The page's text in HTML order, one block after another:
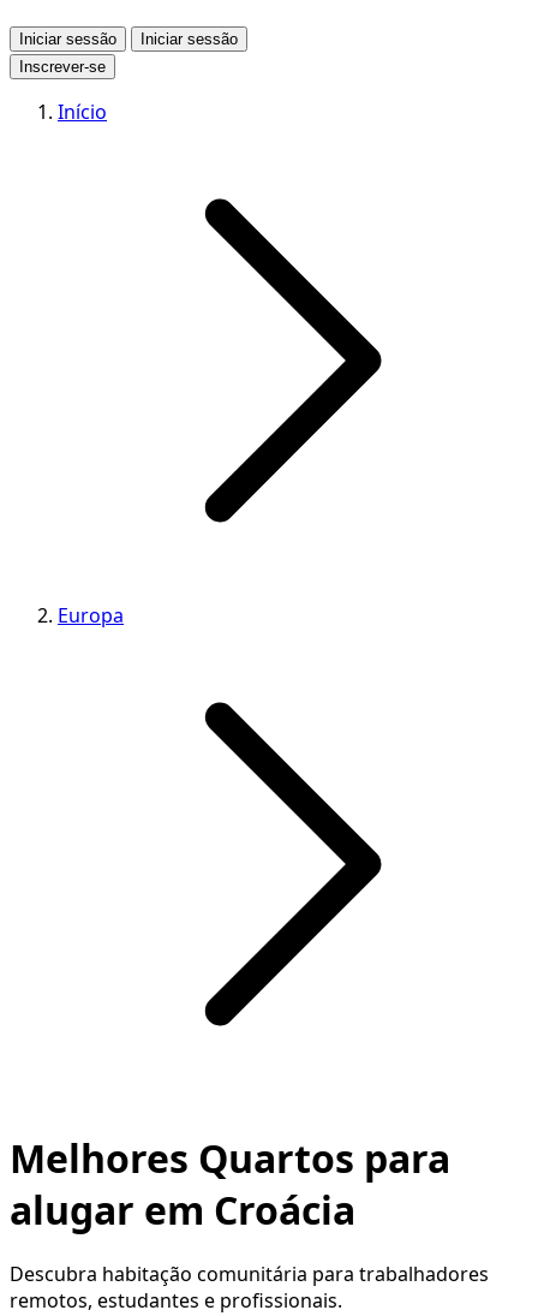
Iniciar sessão
Iniciar sessão
Inscrever-se
Início
Europa
Melhores Quartos para
alugar em Croácia
Descubra habitação comunitária para trabalhadores
remotos, estudantes e profissionais.